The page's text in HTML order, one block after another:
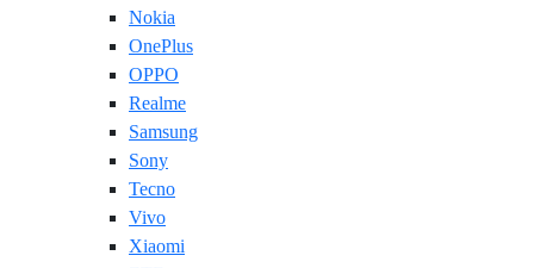
Nokia
OnePlus
OPPO
Realme
Samsung
Sony
Tecno
Vivo
Xiaomi